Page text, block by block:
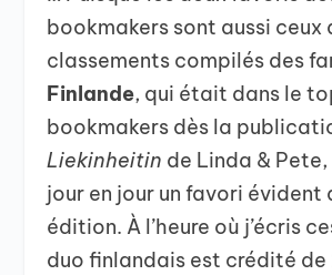
bookmakers sont aussi ceux
classements compilés des
Finlande, qui était dans le
bookmakers dès la
Liekinheitin de Linda &
jour en jour un favori évident
édition. À l’heure où j’écris
duo finlandais est crédité de